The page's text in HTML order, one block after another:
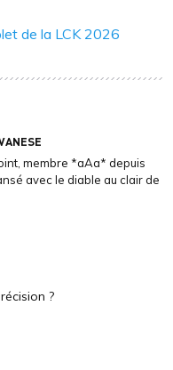
de la LCK 2026
membre *aAa* depuis
avec le diable au clair de
?